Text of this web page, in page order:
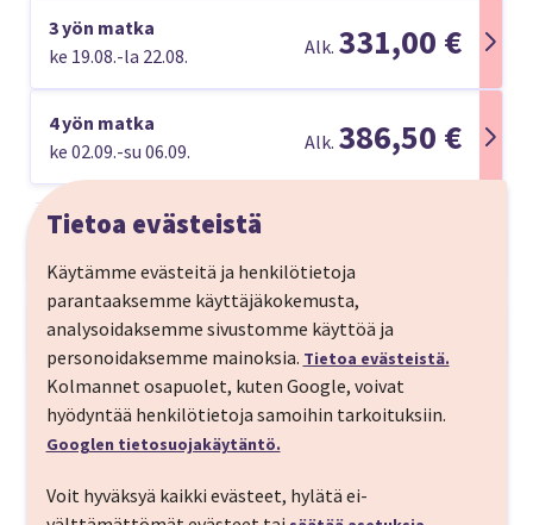
3 yön matka
ke 19.08.-la 22.08.
Alk. 331,00 €
4 yön matka
ke 02.09.-su 06.09.
Alk. 386,50 €
Rakvere on houkutteleva ja omaleimainen kaupunki.
Aqva Hotel & Spa on tasokas kylpylähotelli, jossa
viihtyvät kaikki. Kylpylä sijaitsee lähellä Rakveren
historiallista linnaa, keskellä kaupungin tarjoamia
palveluita. Se on laadukas hyvinvointikylpylä, joka
tarjoaa paljon sekä rauhaa etsiville nautiskelijoille
Matkaohjelma
Helsinki-Tallinna
Helsingistä Tallinnaan.
Tutustu matkan kohteeseen
Tietoa evästeistä
Käytämme evästeitä ja henkilötietoja
parantaaksemme käyttäjäkokemusta,
analysoidaksemme sivustomme käyttöä ja
personoidaksemme mainoksia. Tietoa evästeistä.
Kolmannet osapuolet, kuten Google, voivat
hyödyntää henkilötietoja samoihin tarkoituksiin.
Googlen tietosuojakäytäntö.
Voit hyväksyä kaikki evästeet, hylätä ei-